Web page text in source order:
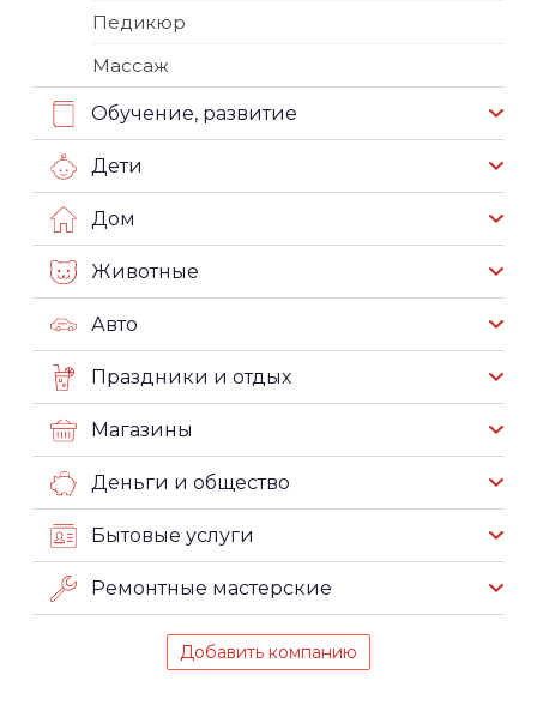
Педикюр
Массаж
Обучение, развитие
Дети
Дом
Животные
Авто
Праздники и отдых
Магазины
Деньги и общество
Бытовые услуги
Ремонтные мастерские
Добавить компанию